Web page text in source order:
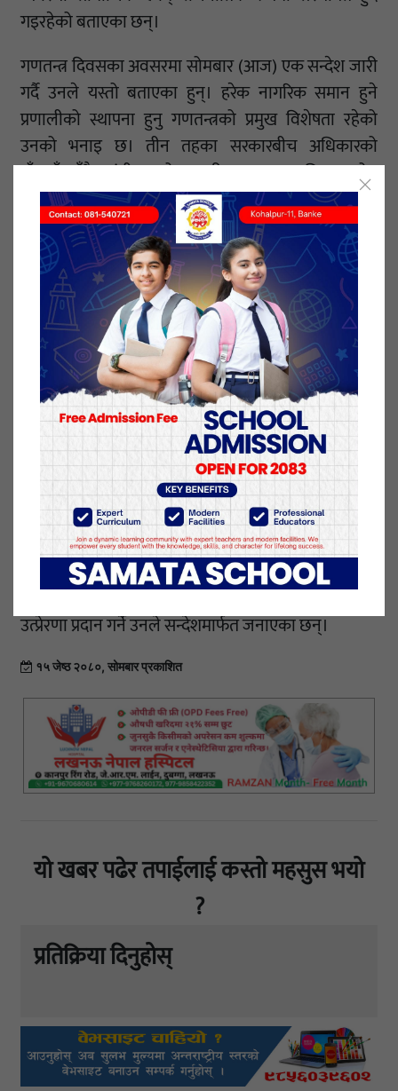
गइरहेको बताएका छन्।
गणतन्त्र दिवसका अवसरमा सोमबार (आज) एक सन्देश जारी
गर्दै उनले यस्तो बताएका हुन्। हरेक नागरिक समान हुने
प्रणालीको स्थापना हुनु गणतन्त्रको प्रमुख विशेषता रहेको
उनको भनाइ छ। तीन तहका सरकारबीच अधिकारको
बाँडफाँटसँगै संघीयताको सुदृढीकरणका लागि सहयोग
सहकार्य र समन्वयको महत्त्व र आवश्यकता अझै रहेको उनले
उल्लेख गरे।
‘गणतन्त्र दिवसले मुलुकको सार्वभौमिकता, स्वाधीनता,
भौगोलिक अखण्डता र राष्ट्रिय एकतालाई अझ सुदृढ गर्दै
न्यायमा आधारित आर्थिक समृद्धि हासिल गरी सभ्य, सुसंस्कृत
तथा समुन्नत समाज निर्माणको बाटोमा अघि बढ्न हामी सबैमा
उत्साह प्रदान गर्ने अपेक्षा गरेको छु,’ सन्देशमा उल्लेख छ।
मुख्यमन्त्री चौधरीले शुभकामना सन्देशमा प्रदेशका
नागरिकलाई आर्थिक समृद्धिको बाटोमा लैजान प्रदेश सरकार
दृढतापूर्वक अगाडि बढेको उल्लेख गरेका छन्।
यसका साथै संविधानले प्रत्याभूत गरेका अधिकार सुनिश्चित
गरिरहेको सन्दर्भमा ती अधिकारलाई प्रभावकारी रूपमा
कार्यान्वयन गर्दै संविधानले परिकल्पना गरेको
समाजवादोन्मुख राष्ट्र निर्माणमा यस दिवसले सबैलाई थप
उत्प्रेरणा प्रदान गर्ने उनले सन्देशमार्फत जनाएका छन्।
१५ जेष्ठ २०८०, सोमबार प्रकाशित
यो खबर पढेर तपाईलाई कस्तो महसुस भयो
?
प्रतिक्रिया दिनुहोस्